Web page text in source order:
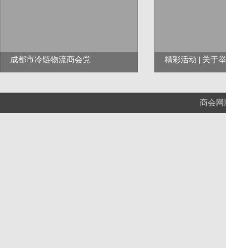
成都市冷链物流商会党 精彩活动 | 关于
商会网